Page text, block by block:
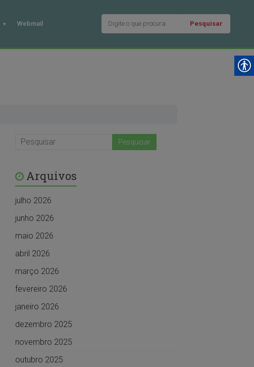
Webmail Pesquisar
Arquivos
julho 2026
junho 2026
maio 2026
abril 2026
março 2026
fevereiro 2026
janeiro 2026
dezembro 2025
novembro 2025
outubro 2025